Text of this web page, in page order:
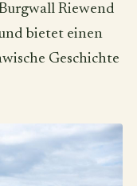
Riewend
bietet einen
Geschichte